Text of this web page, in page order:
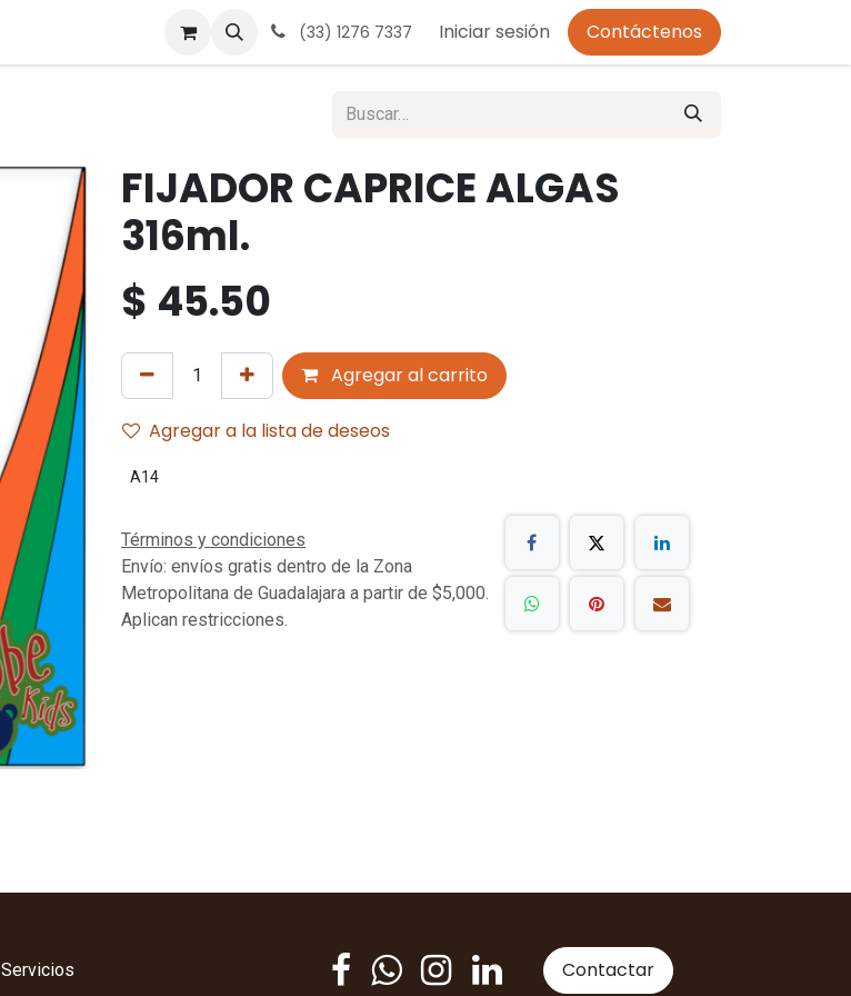
Términos y condiciones Aviso de Privacidad
(33) 1276 7337 Iniciar sesión Contáctenos
FIJADOR CAPRICE ALGAS
316ml.
$ 45.50
Agregar al carrito
Agregar a la lista de deseos
A14
Términos y condiciones
Envío: envíos gratis dentro de la Zona
Metropolitana de Guadalajara a partir de $5,000.
Aplican restricciones.
Servicios Contactar